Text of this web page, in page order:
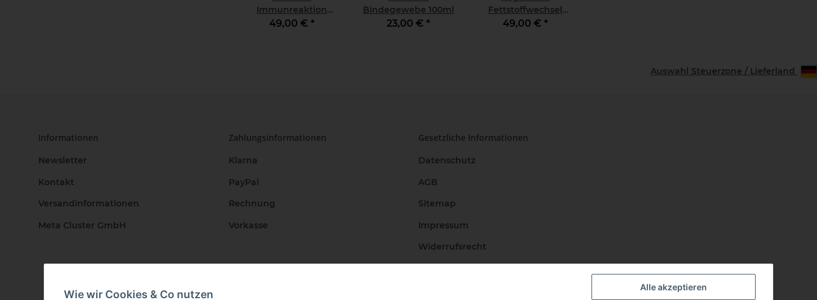
Immunreaktion
Download
49,00 € *
Bindegewebe 100ml
23,00 € *
Fettstoffwechsel
Download
49,00 € *
Auswahl Steuerzone / Lieferland
Informationen
Newsletter
Kontakt
Versandinformationen
Meta Cluster GmbH
Zahlungsinformationen
Klarna
PayPal
Rechnung
Vorkasse
Gesetzliche Informationen
Datenschutz
AGB
Sitemap
Impressum
Widerrufsrecht
Wie wir Cookies & Co nutzen
Alle akzeptieren